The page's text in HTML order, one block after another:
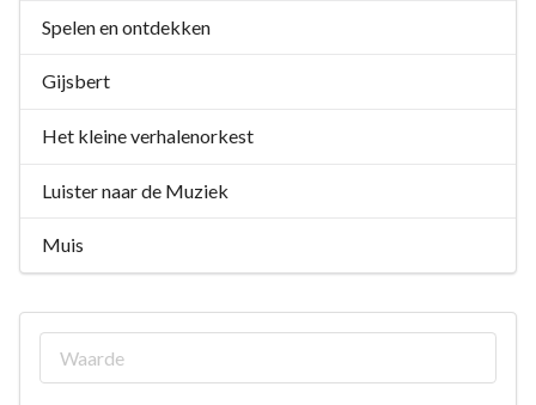
Spelen en ontdekken
Gijsbert
Het kleine verhalenorkest
Luister naar de Muziek
Muis